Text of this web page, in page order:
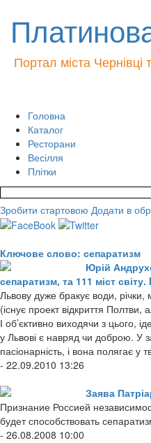
Портал міста Чернівці
Головна
Каталог
Ресторани
Весілля
Плітки
Зробити стартовою Додати в
Ключове слово: сепаратизм
Юрій
сепаратизм, та 111 міст
Львову дуже бракує води, річки,
(існує проект відкриття
І об’єктивно виходячи з цього,
у Львові є навряд чи доброю. У
пасіонарність, і вона полягає у
- 22.09.2010 13:26
Заява
Признание Россией
будет способствовать
- 26.08.2008 10:00